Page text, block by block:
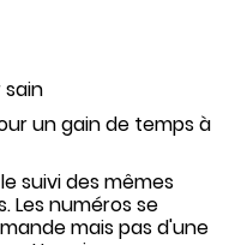
un gain de temps à
suivi des mêmes
Les numéros se
mais pas d'une